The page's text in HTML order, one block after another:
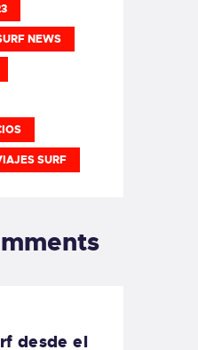
NEWS
SURF
desde el